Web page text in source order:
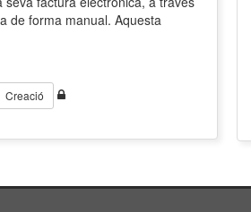
de forma manual. Aquesta
Creació